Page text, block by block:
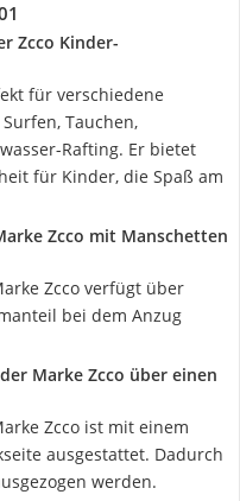
Zcco Kinder-
für verschiedene
Tauchen,
Rafting. Er bietet
für Kinder, die Spaß am
Zcco mit Manschetten
Zcco verfügt über
bei dem Anzug
Marke Zcco über einen
Zcco ist mit einem
ausgestattet. Dadurch
werden.